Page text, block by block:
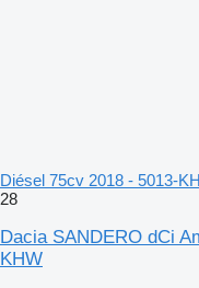
Diésel 75cv 2018 - 5013-
28
Dacia SANDERO dCi
KHW